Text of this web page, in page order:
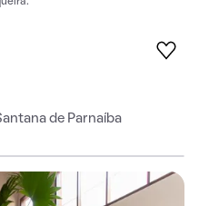
de Parnaíba